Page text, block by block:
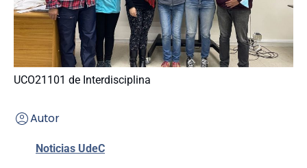
UCO21101 de Interdisciplina
Autor
Noticias UdeC